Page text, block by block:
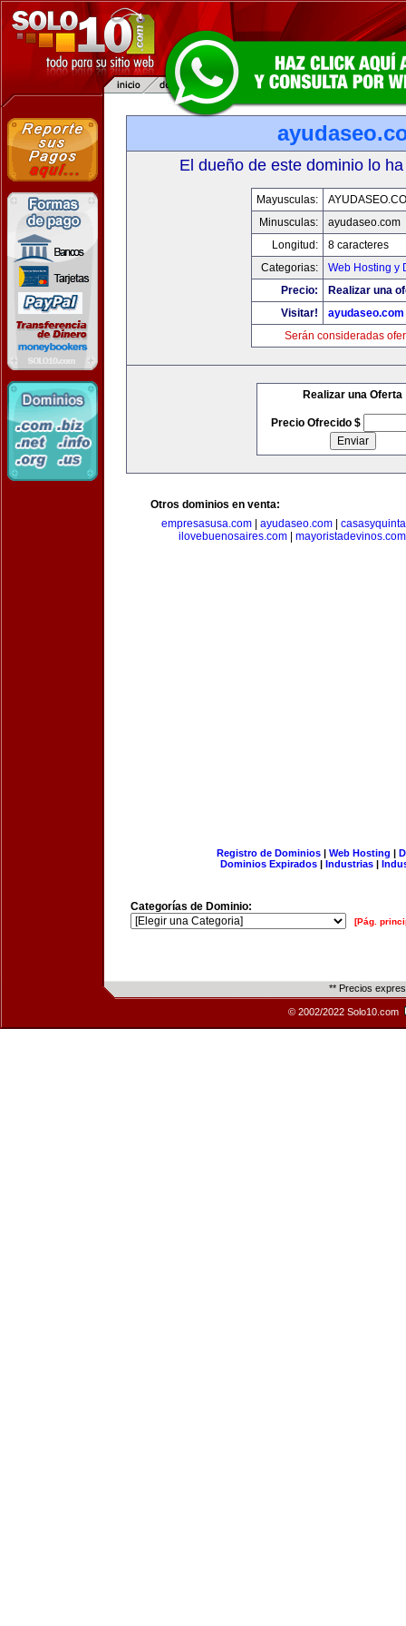
El dueño de este dominio lo
Mayusculas:
Minusculas:
ayudaseo.com
Longitud:
8 caracteres
Categorias:
Web Hosting y
Precio:
Realizar una
Visitar!
ayudaseo.com
Serán consideradas
Realizar una Oferta
Precio Ofrecido $
Otros dominios en venta:
empresasusa.com
ayudaseo.com
ilovebuenosaires.com| mayoristadevinos.com
Registro de Dominios| Web Hosting |
Dominios Expirados | Industrias |
Categorías de Dominio:
[Pág.
** Precios
© 2002/2022 Solo10.com